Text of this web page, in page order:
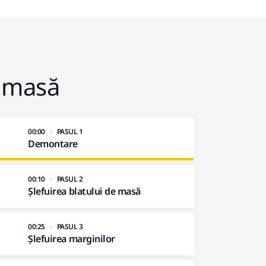
00:00 PASUL 1
Demontare
00:10 PASUL 2
Șlefuirea blatului de masă
00:25 PASUL 3
Șlefuirea marginilor